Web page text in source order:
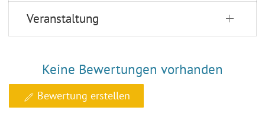
Veranstaltung
Keine Bewertungen vorhanden
Bewertung erstellen